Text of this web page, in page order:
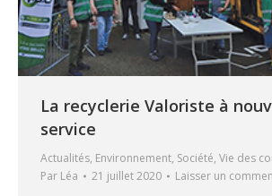
La recyclerie Valoriste à
service
Actualités, Environnement, Société, Vie des
Par Léa 21 juillet 2020 Laisser un